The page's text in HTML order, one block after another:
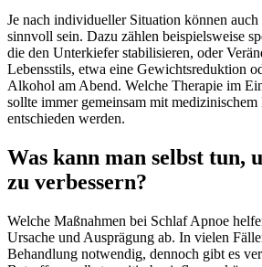
Je nach individueller Situation können auch
sinnvoll sein. Dazu zählen beispielsweise
die den Unterkiefer stabilisieren, oder
Lebensstils, etwa eine Gewichtsreduktion
Alkohol am Abend. Welche Therapie im
sollte immer gemeinsam mit medizinischem
entschieden werden.
Was kann man selbst tun,
zu verbessern?
Welche Maßnahmen bei Schlaf Apnoe
Ursache und Ausprägung ab. In vielen
Behandlung notwendig, dennoch gibt es